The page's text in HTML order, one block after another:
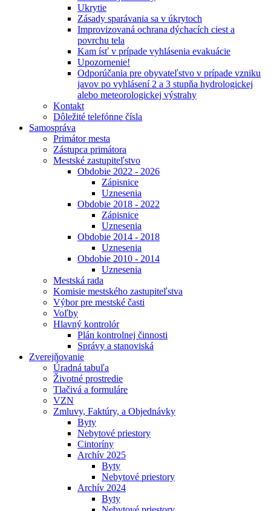
Ukrytie
Zásady sparávania sa v úkrytoch
Improvizovaná ochrana dýchacích ciest a
povrchu tela
Kam ísť v prípade vyhlásenia evakuácie
Upozornenie!
Odporúčania pre obyvateľstvo v prípade vzniku
javov po vyhlásení 2 a 3 stupňa hydrologickej
alebo meteorologickej výstrahy
Kontakt
Dôležité telefónne čísla
Samospráva
Primátor mesta
Zástupca primátora
Mestské zastupiteľstvo
Obdobie 2022 - 2026
Zápisnice
Uznesenia
Obdobie 2018 - 2022
Zápisnice
Uznesenia
Obdobie 2014 - 2018
Uznesenia
Obdobie 2010 - 2014
Uznesenia
Mestská rada
Komisie mestského zastupiteľstva
Výbor pre mestské časti
Voľby
Hlavný kontrolór
Plán kontrolnej činnosti
Správy a stanoviská
Zverejňovanie
Úradná tabuľa
Životné prostredie
Tlačivá a formuláre
VZN
Zmluvy, Faktúry, a Objednávky
Byty
Nebytové priestory
Cintoríny
Archív 2025
Byty
Nebytové priestory
Archív 2024
Byty